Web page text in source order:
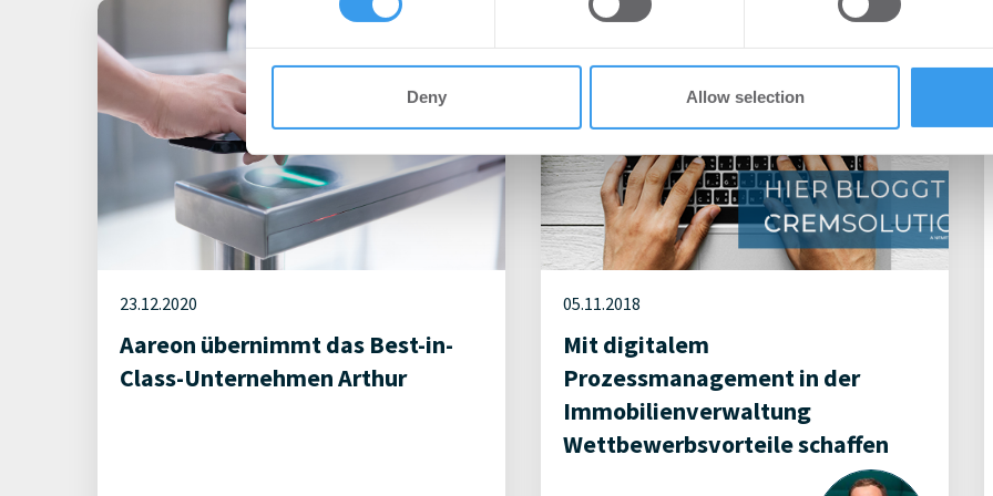
Deny Allow selection
23.12.2020
Aareon übernimmt das Best-in-
Class-Unternehmen Arthur
05.11.2018
Mit digitalem
Prozessmanagement in der
Immobilienverwaltung
Wettbewerbsvorteile schaffen